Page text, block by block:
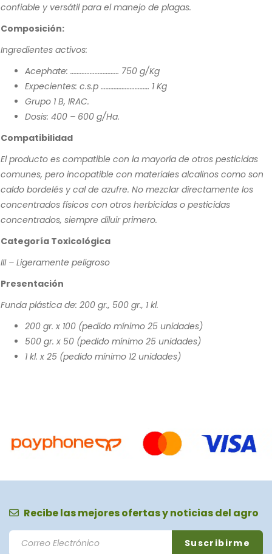
confiable y versátil para el manejo de plagas.
Composición:
Ingredientes activos:
Acephate: ………………………… 750 g/Kg
Expecientes: c.s.p ………………………… 1 Kg
Grupo 1 B, IRAC.
Dosis: 400 – 600 g/Ha.
Compatibilidad
El producto es compatible con la mayoría de otros pesticidas
comunes, pero incopatible con materiales alcalinos como son
caldo bordelés y cal de azufre. No mezclar directamente los
concentrados físicos con otros herbicidas o pesticidas
concentrados, siempre diluir primero.
Categoría Toxicológica
III – Ligeramente peligroso
Presentación
Funda plástica de: 200 gr., 500 gr., 1 kl.
200 gr. x 100 (pedido mínimo 25 unidades)
500 gr. x 50 (pedido mínimo 25 unidades)
1 kl. x 25 (pedido mínimo 12 unidades)
Recibe las mejores ofertas y noticias del agro